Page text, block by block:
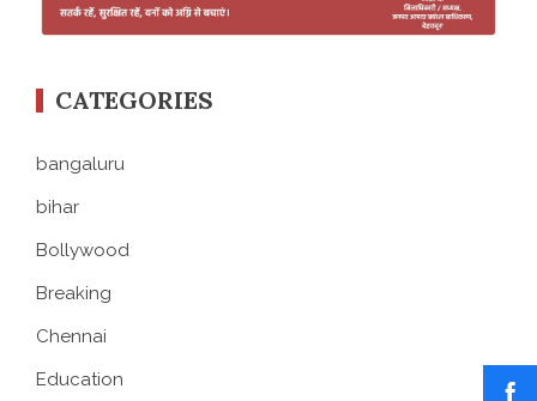
CATEGORIES
bangaluru
bihar
Bollywood
Breaking
Chennai
Education